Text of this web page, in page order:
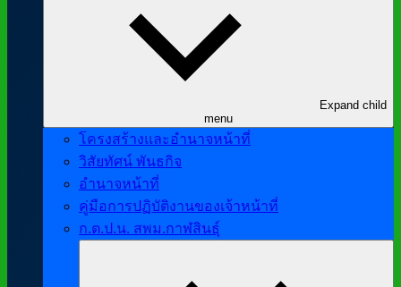
Expand child
menu
โครงสร้างและอำนาจหน้าที่
วิสัยทัศน์ พันธกิจ
อำนาจหน้าที่
คู่มือการปฏิบัติงานของเจ้าหน้าที่
ก.ต.ป.น. สพม.กาฬสินธุ์